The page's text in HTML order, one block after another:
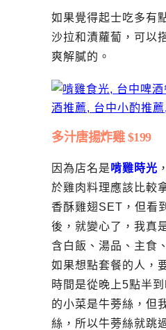
如果覺得起士吃多有
沙拉和漬蘿蔔，可以
爽解膩的。
多汁唐揚炸雞 $199
因為店名是啃雞時光
於雞肉料理應該比較
香酥雞翅SET，但看
後，就變心了，我真
含白飯、湯品、主食
如果想點套餐的人，
時間是從晚上5點半
的小菜是牛蒡絲，但
絲，所以牛蒡絲就跳